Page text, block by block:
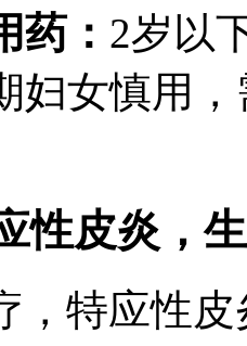
药： 2岁以
妇女慎用
性皮炎，
，特应性